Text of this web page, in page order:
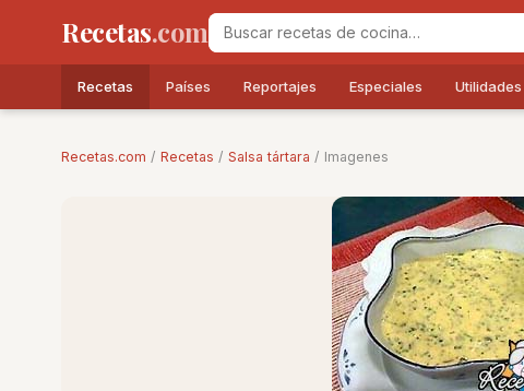
Recetas.com
Recetas Países Reportajes Especiales Utilidades
Recetas.com / Recetas / Salsa tártara / Imagenes